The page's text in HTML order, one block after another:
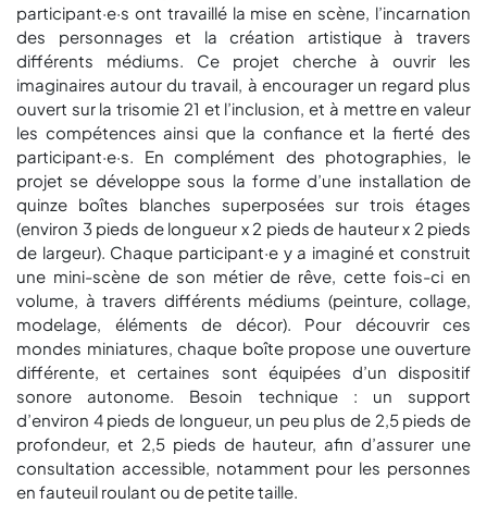
participant·e·s ont travaillé la mise en scène, l’incarnation
des personnages et la création artistique à travers
différents médiums. Ce projet cherche à ouvrir les
imaginaires autour du travail, à encourager un regard plus
ouvert sur la trisomie 21 et l’inclusion, et à mettre en valeur
les compétences ainsi que la confiance et la fierté des
participant·e·s. En complément des photographies, le
projet se développe sous la forme d’une installation de
quinze boîtes blanches superposées sur trois étages
(environ 3 pieds de longueur x 2 pieds de hauteur x 2 pieds
de largeur). Chaque participant·e y a imaginé et construit
une mini-scène de son métier de rêve, cette fois-ci en
volume, à travers différents médiums (peinture, collage,
modelage, éléments de décor). Pour découvrir ces
mondes miniatures, chaque boîte propose une ouverture
différente, et certaines sont équipées d’un dispositif
sonore autonome. Besoin technique : un support
d’environ 4 pieds de longueur, un peu plus de 2,5 pieds de
profondeur, et 2,5 pieds de hauteur, afin d’assurer une
consultation accessible, notamment pour les personnes
en fauteuil roulant ou de petite taille.